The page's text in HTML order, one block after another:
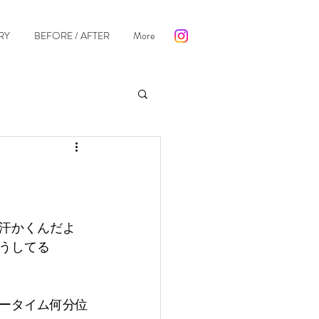
BEFORE / AFTER More
かくんだよ
してる
タイム何分位